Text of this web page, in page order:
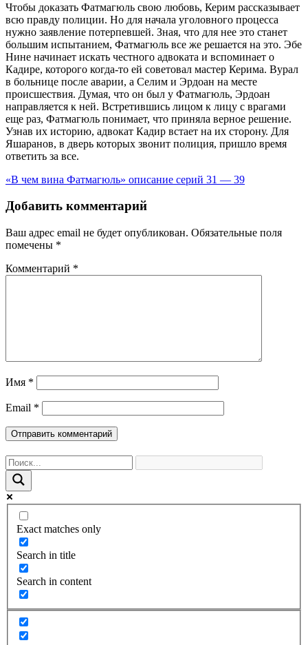
Чтобы доказать Фатмагюль свою любовь, Керим рассказывает
всю правду полиции. Но для начала уголовного процесса
нужно заявление потерпевшей. Зная, что для нее это станет
большим испытанием, Фатмагюль все же решается на это. Эбе
Нине начинает искать честного адвоката и вспоминает о
Кадире, которого когда-то ей советовал мастер Керима. Вурал
в больнице после аварии, а Селим и Эрдоан на месте
происшествия. Думая, что он был у Фатмагюль, Эрдоан
направляется к ней. Встретившись лицом к лицу с врагами
еще раз, Фатмагюль понимает, что приняла верное решение.
Узнав их историю, адвокат Кадир встает на их сторону. Для
Яшаранов, в дверь которых звонит полиция, пришло время
ответить за все.
«В чем вина Фатмагюль» описание серий 31 — 39
Добавить комментарий
Ваш адрес email не будет опубликован. Обязательные поля
помечены *
Комментарий *
Имя *
Email *
Exact matches only
Search in title
Search in content